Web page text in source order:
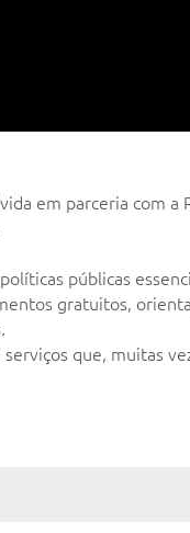
em parceria com a
públicas
gratuitos,
que, muitas